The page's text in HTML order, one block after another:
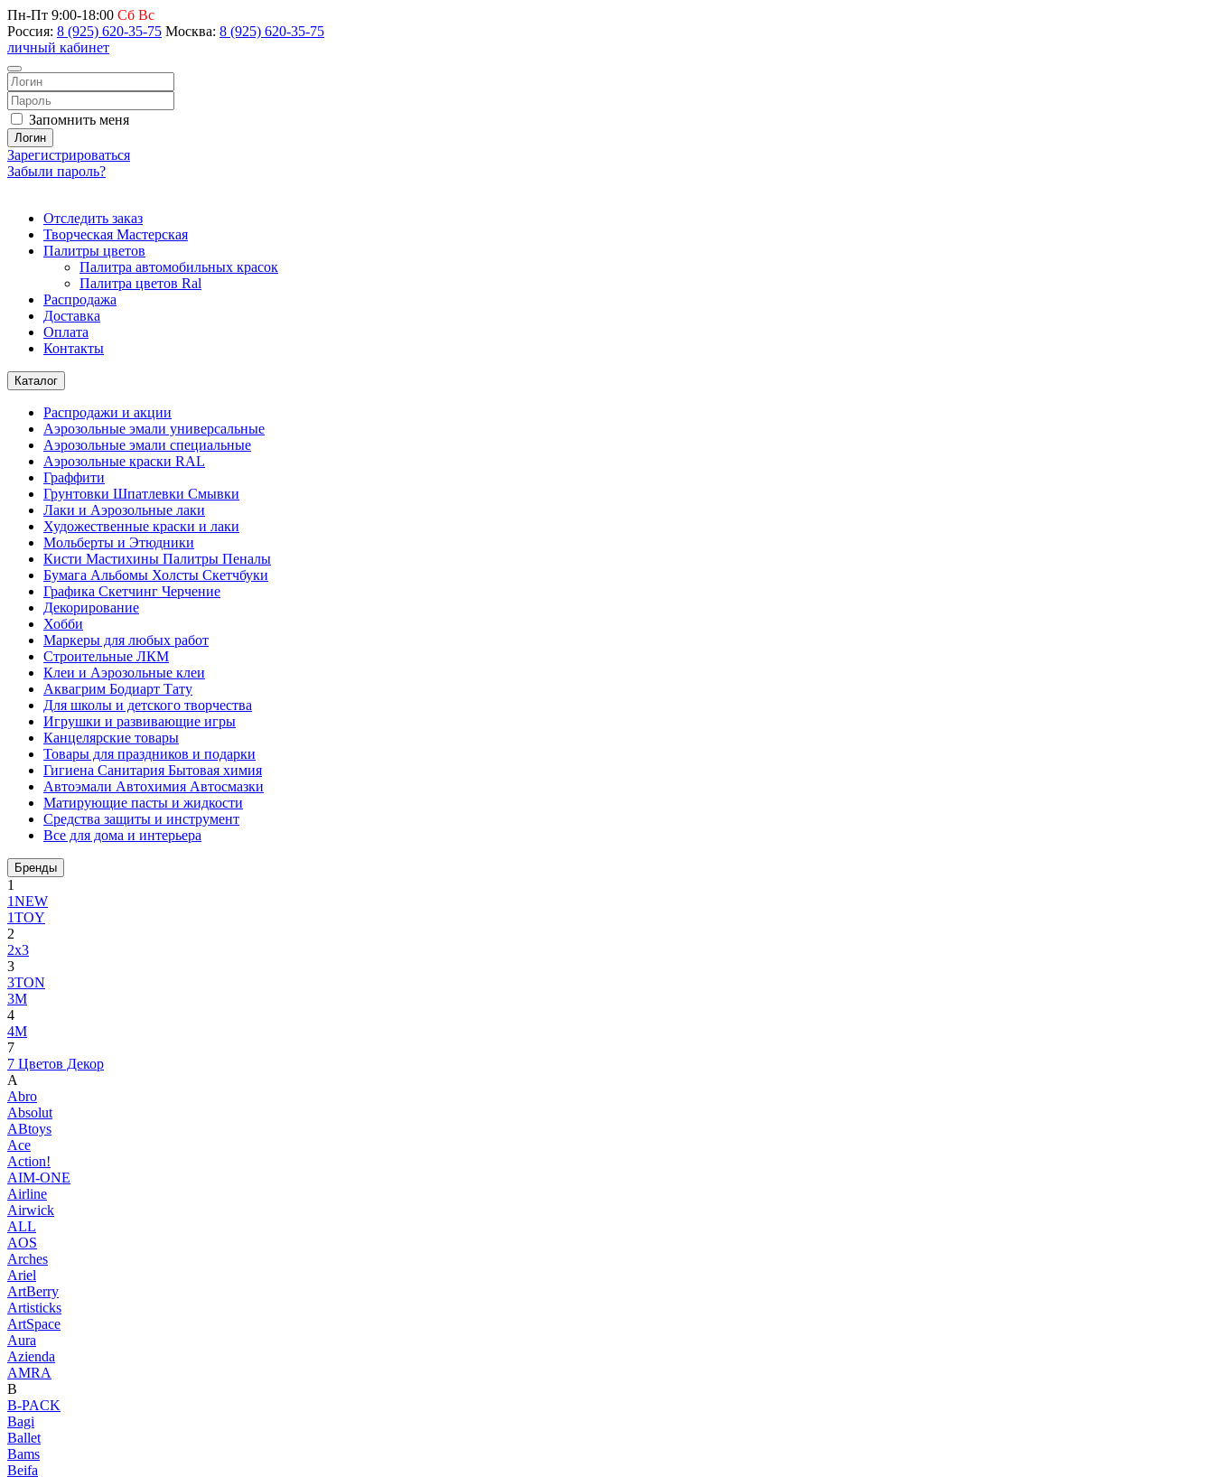
Пн-Пт 9:00-18:00 Сб Вс
Россия: 8 (925) 620-35-75 Москва: 8 (925) 620-35-75
личный кабинет
Запомнить меня
Логин
Зарегистрироваться
Забыли пароль?
Отследить заказ
Творческая Мастерская
Палитры цветов
Палитра автомобильных красок
Палитра цветов Ral
Распродажа
Доставка
Оплата
Контакты
Каталог
Распродажи и акции
Аэрозольные эмали универсальные
Аэрозольные эмали специальные
Аэрозольные краски RAL
Граффити
Грунтовки Шпатлевки Смывки
Лаки и Аэрозольные лаки
Художественные краски и лаки
Мольберты и Этюдники
Кисти Мастихины Палитры Пеналы
Бумага Альбомы Холсты Скетчбуки
Графика Скетчинг Черчение
Декорирование
Хобби
Маркеры для любых работ
Строительные ЛКМ
Клеи и Аэрозольные клеи
Аквагрим Бодиарт Тату
Для школы и детского творчества
Игрушки и развивающие игры
Канцелярские товары
Товары для праздников и подарки
Гигиена Санитария Бытовая химия
Автоэмали Автохимия Автосмазки
Матирующие пасты и жидкости
Средства защиты и инструмент
Все для дома и интерьера
Бренды
1
1NEW
1TOY
2
2x3
3
3TON
3М
4
4M
7
7 Цветов Декор
A
Abro
Absolut
ABtoys
Ace
Action!
AIM-ONE
Airline
Airwick
ALL
AOS
Arches
Ariel
ArtBerry
Artisticks
ArtSpace
Aura
Azienda
AМRA
B
B-PACK
Bagi
Ballet
Bams
Beifa